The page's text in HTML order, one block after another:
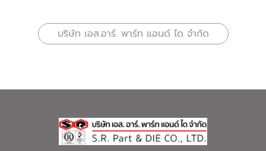
บริษัท เอส.อาร์. พาร์ท แอนด์ ได จำกัด